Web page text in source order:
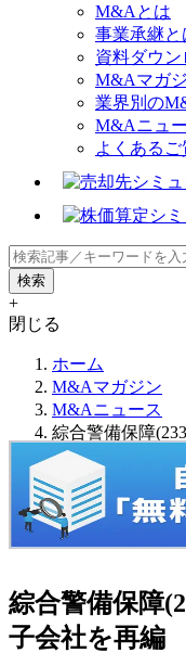
M&Aとは
事業承継と
資料ダウン
M&Aマガ
業界別の
M&Aニュ
よくあるご
+
閉じる
ホーム
M&Aマガジン
M&Aニュース
綜合警備保障
綜合警備保障
子会社を再編